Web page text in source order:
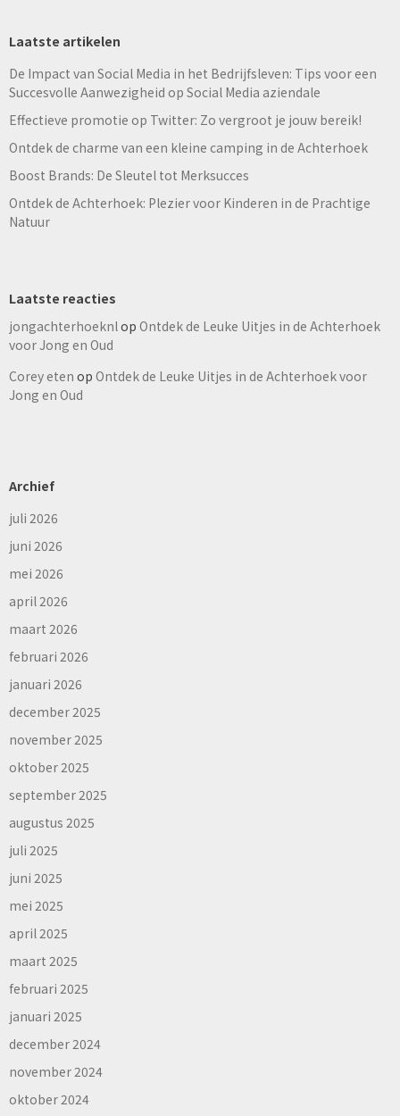
Laatste artikelen
De Impact van Social Media in het Bedrijfsleven: Tips voor een
Succesvolle Aanwezigheid op Social Media aziendale
Effectieve promotie op Twitter: Zo vergroot je jouw bereik!
Ontdek de charme van een kleine camping in de Achterhoek
Boost Brands: De Sleutel tot Merksucces
Ontdek de Achterhoek: Plezier voor Kinderen in de Prachtige
Natuur
Laatste reacties
jongachterhoeknl op Ontdek de Leuke Uitjes in de Achterhoek
voor Jong en Oud
Corey eten op Ontdek de Leuke Uitjes in de Achterhoek voor
Jong en Oud
Archief
juli 2026
juni 2026
mei 2026
april 2026
maart 2026
februari 2026
januari 2026
december 2025
november 2025
oktober 2025
september 2025
augustus 2025
juli 2025
juni 2025
mei 2025
april 2025
maart 2025
februari 2025
januari 2025
december 2024
november 2024
oktober 2024